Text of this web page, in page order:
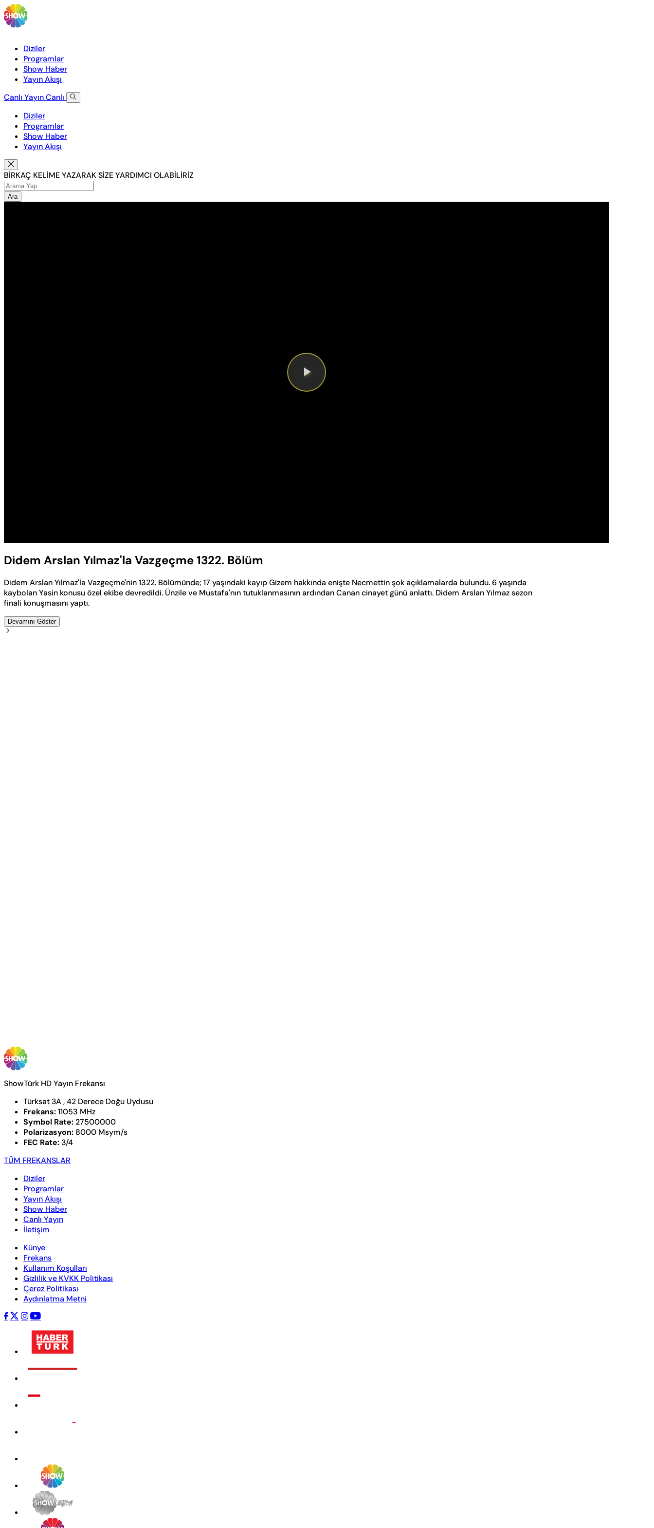
Diziler
Programlar
Show Haber
Yayın Akışı
Canlı YayınCanlı
Diziler
Programlar
Show Haber
Yayın Akışı
BİRKAÇ KELİME YAZARAK SİZE YARDIMCI OLABİLİRİZ
Ara
Videoyu
Didem Arslan Yılmaz'la Vazgeçme 1322. Bölüm
Didem Arslan Yılmaz'la Vazgeçme'nin 1322. Bölümünde; 17 yaşındaki kayıp Gizem hakkında enişte Necmettin şok açıklamalarda bulundu. 6 yaşında
kaybolan Yasin konusu özel ekibe devredildi. Ünzile ve Mustafa'nın tutuklanmasının ardından Canan cinayet günü anlattı. Didem Arslan Yılmaz sezon
finali konuşmasını yaptı.
Devamını Göster
ShowTürk HD Yayın Frekansı
Türksat 3A , 42 Derece Doğu Uydusu
Frekans:11053 MHz
Symbol Rate: 27500000
Polarizasyon: 8000 Msym/s
FEC Rate: 3/4
TÜM FREKANSLAR
Diziler
Programlar
Yayın Akışı
Show Haber
Canlı Yayın
İletişim
Künye
Frekans
Kullanım Koşulları
Gizlilik ve KVKK Politikası
Çerez Politikası
Aydınlatma Metni